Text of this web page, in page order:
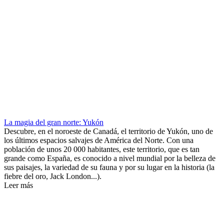
La magia del gran norte: Yukón
Descubre, en el noroeste de Canadá, el territorio de Yukón, uno de
los últimos espacios salvajes de América del Norte. Con una
población de unos 20 000 habitantes, este territorio, que es tan
grande como España, es conocido a nivel mundial por la belleza de
sus paisajes, la variedad de su fauna y por su lugar en la historia (la
fiebre del oro, Jack London...).
Leer más